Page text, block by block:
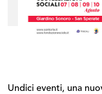
Undici eventi, una